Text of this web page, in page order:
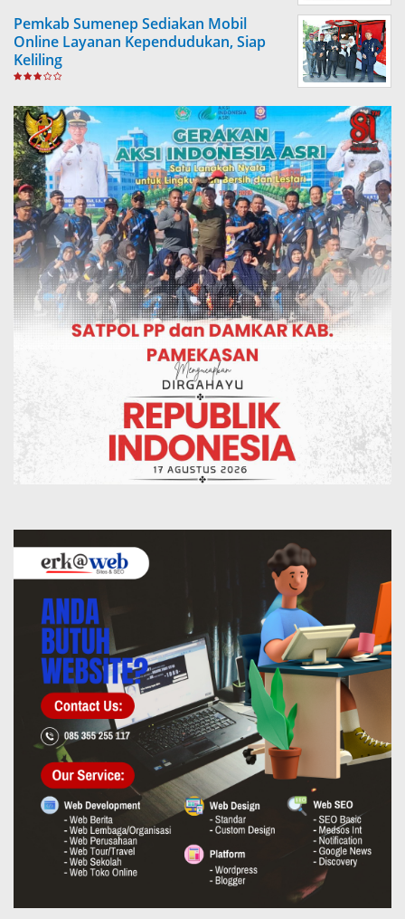
Pemkab Sumenep Sediakan Mobil
Online Layanan Kependudukan, Siap
Keliling